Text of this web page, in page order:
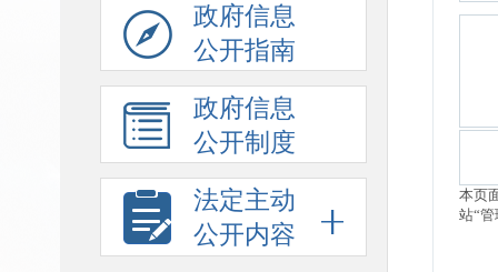
政府信息
公开指南
政府信息
公开制度
法定主动
公开内容